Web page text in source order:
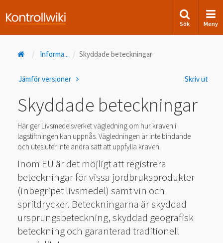
Sök Meny
Informa... Skyddade beteckningar
Skriv ut
Jämför versioner
Skyddade beteckningar
Här ger Livsmedelsverket vägledning om hur kraven i
lagstiftningen kan uppnås. Vägledningen är inte bindande
och utesluter inte andra sätt att uppfylla kraven.
Inom EU är det möjligt att registrera
beteckningar för vissa jordbruksprodukter
(inbegripet livsmedel) samt vin och
spritdrycker. Beteckningarna är skyddad
ursprungsbeteckning, skyddad geografisk
beteckning och garanterad traditionell